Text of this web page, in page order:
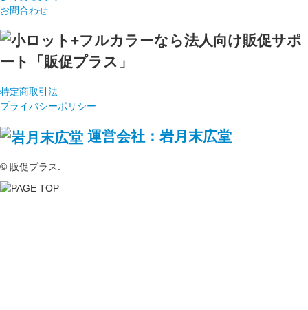
お問合わせ
特定商取引法
プライバシーポリシー
運営会社：岩月末広堂
© 販促プラス.